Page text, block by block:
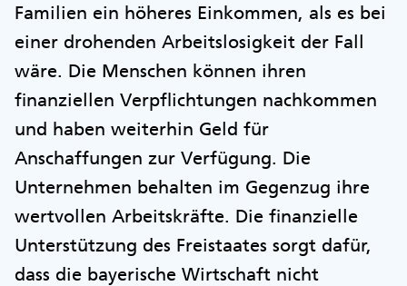
Familien ein höheres Einkommen, als es bei
einer drohenden Arbeitslosigkeit der Fall
wäre. Die Menschen können ihren
finanziellen Verpflichtungen nachkommen
und haben weiterhin Geld für
Anschaffungen zur Verfügung. Die
Unternehmen behalten im Gegenzug ihre
wertvollen Arbeitskräfte. Die finanzielle
Unterstützung des Freistaates sorgt dafür,
dass die bayerische Wirtschaft nicht